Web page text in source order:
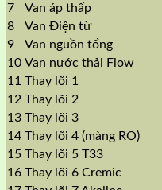
7
Van áp thấp
8
Van Điện từ
9
Van nguồn tổng
10 Van nước thải Flow
11 Thay lõi 1
12 Thay lõi 2
13 Thay lõi 3
14 Thay lõi 4 (màng RO)
15 Thay lõi 5 T33
16 Thay lõi 6 Cremic